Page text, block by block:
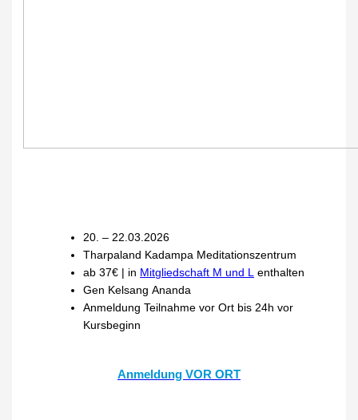
20. – 22.03.2026
Tharpaland Kadampa Meditationszentrum
ab 37€ | in Mitgliedschaft M und L
enthalten
Gen Kelsang Ananda
Anmeldung Teilnahme vor Ort bis 24h vor
Kursbeginn
Anmeldung VOR ORT